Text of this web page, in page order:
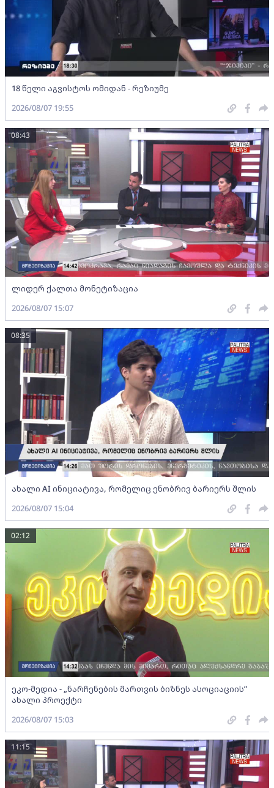
18 წელი აგვისტოს ომიდან - რეზიუმე
2026/08/07 19:55
ლიდერ ქალთა მონეტიზაცია
08:43
2026/08/07 15:07
ახალი AI ინიციატივა, რომელიც ენობრივ ბარიერს შლის
08:35
2026/08/07 15:04
ეკო-მედია - „ნარჩენების მართვის ბიზნეს ასოციაციის”
ახალი პროექტი
02:12
2026/08/07 15:03
11:15